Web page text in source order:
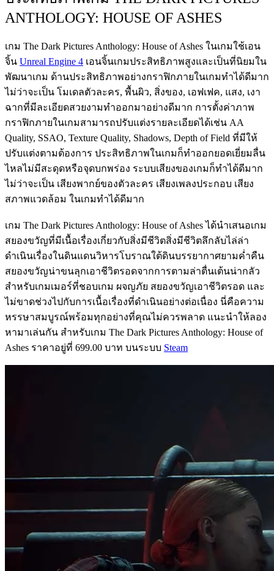
ANTHOLOGY: HOUSE OF ASHES
เกม The Dark Pictures Anthology: House of Ashes ในเกมใช้เอน
จิ้น Unreal Engine 4 เอนจิ้นเกมประสิทธิภาพสูงและเป็นที่นิยมใน
พัฒนาเกม ด้านประสิทธิภาพอย่างกราฟิกภายในเกมทำได้ดีมาก
ไม่ว่าจะเป็น โมเดลตัวละคร, พื้นผิว, สิ่งของ, เอฟเฟค, แสง, เงา
ฉากที่มีละเอียดสวยงามทำออกมาอย่างดีมาก การตั้งค่าภาพ
กราฟิกภายในเกมสามารถปรับแต่งรายละเอียดได้เช่น AA
Quality, SSAO, Texture Quality, Shadows, Depth of Field ที่มีให้
ปรับแต่งตามต้องการ ประสิทธิภาพในเกมก็ทำออกยอดเยี่ยมลื่น
ไหลไม่มีสะดุดหรือจุดบกพร่อง ระบบเสียงของเกมก็ทำได้ดีมาก
ไม่ว่าจะเป็น เสียงพากย์ของตัวละคร เสียงเพลงประกอบ เสียง
สภาพแวดล้อม ในเกมทำได้ดีมาก
เกม The Dark Pictures Anthology: House of Ashes ได้นำเสนอเกม
สยองขวัญที่มีเนื้อเรื่องเกี่ยวกับสิ่งมีชีวิตสิ่งมีชีวิตลึกลับไล่ล่า
ดำเนินเรื่องในดินแดนวิหารโบราณใต้ดินบรรยากาศยามค่ำคืน
สยองขวัญน่าขนลุกเอาชีวิตรอดจากการตามล่าตื่นเต้นน่ากลัว
สำหรับเกมเมอร์ที่ชอบเกม ผจญภัย สยองขวัญเอาชีวิตรอด และ
ไม่ขาดช่วงไปกับการเนื้อเรื่องที่ดำเนินอย่างต่อเนื่อง นี่คือความ
หรรษาสมบูรณ์พร้อมทุกอย่างที่คุณไม่ควรพลาด แนะนำให้ลอง
หามาเล่นกัน สำหรับเกม The Dark Pictures Anthology: House of
Ashes ราคาอยู่ที่ 699.00 บาท บนระบบ Steam